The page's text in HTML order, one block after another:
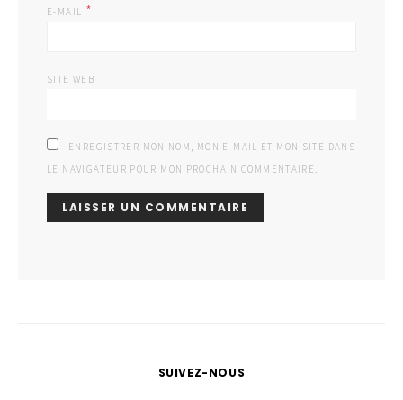
E-MAIL *
SITE WEB
ENREGISTRER MON NOM, MON E-MAIL ET MON SITE DANS
LE NAVIGATEUR POUR MON PROCHAIN COMMENTAIRE.
SUIVEZ-NOUS